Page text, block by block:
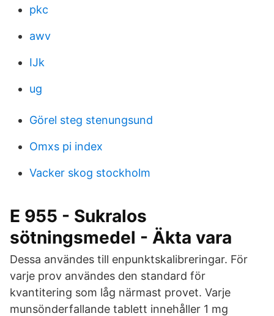
pkc
awv
IJk
ug
Görel steg stenungsund
Omxs pi index
Vacker skog stockholm
E 955 - Sukralos
sötningsmedel - Äkta vara
Dessa användes till enpunktskalibreringar. För
varje prov användes den standard för
kvantitering som låg närmast provet. Varje
munsönderfallande tablett innehåller 1 mg